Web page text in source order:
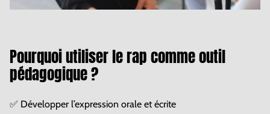
Pourquoi utiliser le rap comme outil
pédagogique ?
✅ Développer l’expression orale et écrite